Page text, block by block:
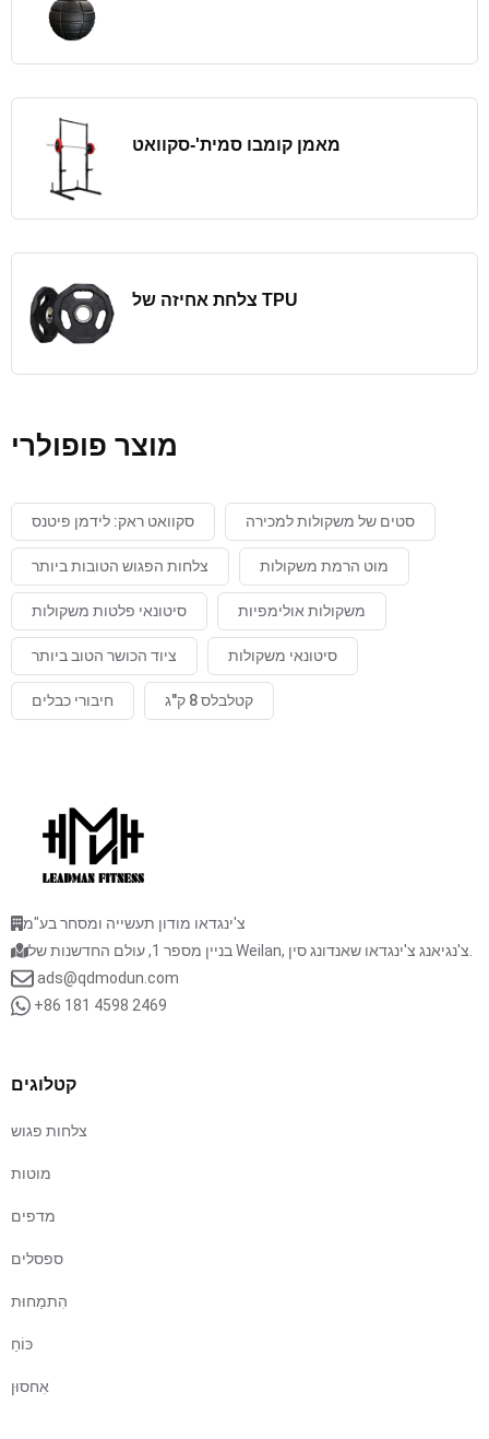
מאמן קומבו סמית'-סקוואט
צלחת אחיזה של TPU
מוצר פופולרי
סקוואט ראק: לידמן פיטנס סטים של משקולות למכירה
צלחות הפגוש הטובות ביותר מוט הרמת משקולות
סיטונאי פלטות משקולות משקולות אולימפיות
ציוד הכושר הטוב ביותר סיטונאי משקולות
חיבורי כבלים קטלבלס 8 ק"ג
צ'ינגדאו מודון תעשייה ומסחר בע"מ
בניין מספר 1, עולם החדשנות של Weilan, צ'נגיאנג צ'ינגדאו שאנדונג סין.
ads@qdmodun.com
+86 181 4598 2469
קטלוגים
צלחות פגוש
מוטות
מדפים
ספסלים
הִתמַחוּת
כּוֹחַ
אִחסוּן